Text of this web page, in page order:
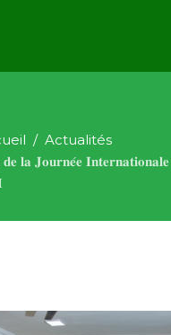
Actualités
𝐉𝐨𝐮𝐫𝐧𝐞́𝐞 𝐈𝐧𝐭𝐞𝐫𝐧𝐚𝐭𝐢𝐨𝐧𝐚𝐥𝐞